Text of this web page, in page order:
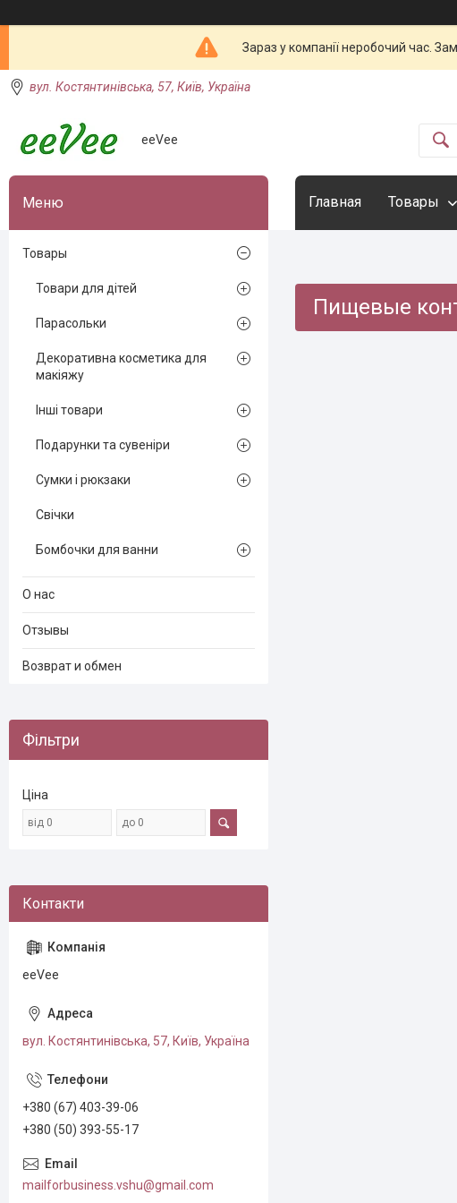
Зараз у компанії неробочий час.
вул. Костянтинівська, 57, Київ, Україна
eeVee
Главная Товары
Пищевые
Товары
Товари для дітей
Парасольки
Декоративна косметика для
макіяжу
Інші товари
Подарунки та сувеніри
Сумки і рюкзаки
Свічки
Бомбочки для ванни
О нас
Отзывы
Возврат и обмен
Фільтри
Ціна
eeVee
вул. Костянтинівська, 57, Київ, Україна
+380 (67) 403-39-06
+380 (50) 393-55-17
mailforbusiness.vshu@gmail.com